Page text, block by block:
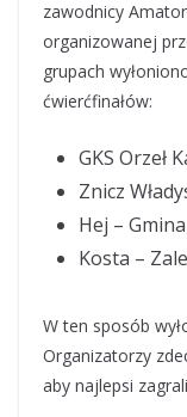
zawodnicy
organizowanej
grupach
ćwierćfinałów:
GKS Orzeł
Znicz
Hej –
Kosta –
W ten sposób
Organizatorzy
aby najlepsi